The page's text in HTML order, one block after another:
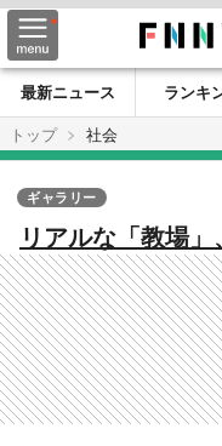
最新ニュース ランキ
トップ
社会
リアルな「教場
着すると…「10分
ら32歳、85人の
ギャラリー